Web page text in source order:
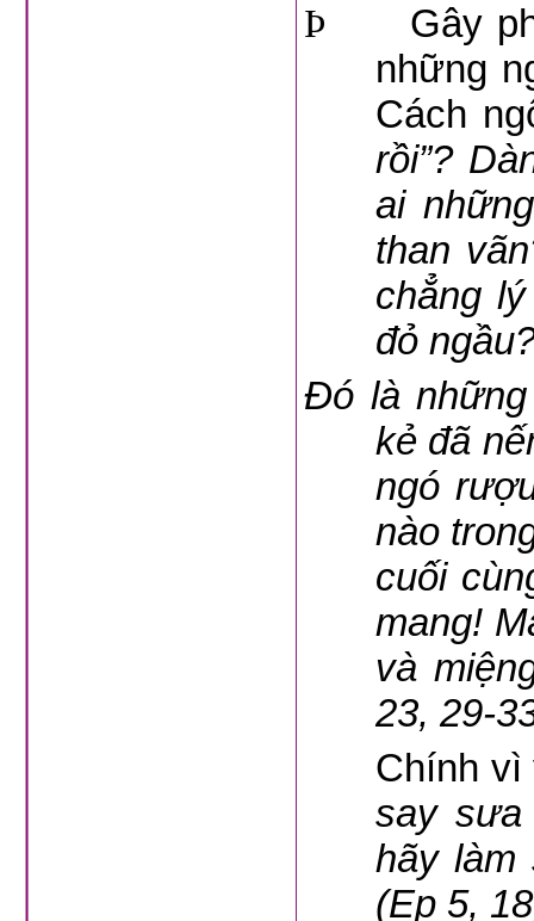
Þ
Gây
những
Cách
rồi”?
ai
than
chẳng
đỏ
Đó là
kẻ đã
ngó
nào
cuối
mang!
và
23, 29-
Chính vì
say
hãy làm
(Ep 5,